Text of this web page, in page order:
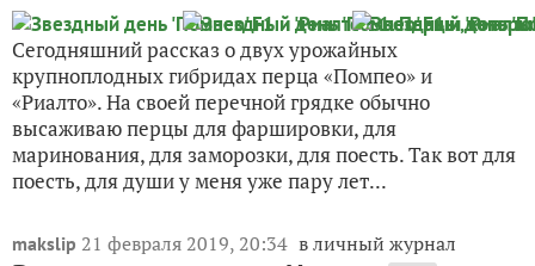
Сегодняшний рассказ о двух урожайных
крупноплодных гибридах перца «Помпео» и
«Риалто». На своей перечной грядке обычно
высаживаю перцы для фаршировки, для
маринования, для заморозки, для поесть. Так вот для
поесть, для души у меня уже пару лет...
makslip 21 февраля 2019, 20:34 в личный журнал